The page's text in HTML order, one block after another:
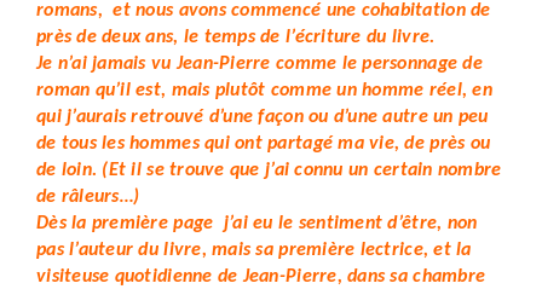
romans, et nous avons commencé une cohabitation de
près de deux ans, le temps de l’écriture du livre.
Je n’ai jamais vu Jean-Pierre comme le personnage de
roman qu’il est, mais plutôt comme un homme réel, en
qui j’aurais retrouvé d’une façon ou d’une autre un peu
de tous les hommes qui ont partagé ma vie, de près ou
de loin. (Et il se trouve que j’ai connu un certain nombre
de râleurs…)
Dès la première page j’ai eu le sentiment d’être, non
pas l’auteur du livre, mais sa première lectrice, et la
visiteuse quotidienne de Jean-Pierre, dans sa chambre